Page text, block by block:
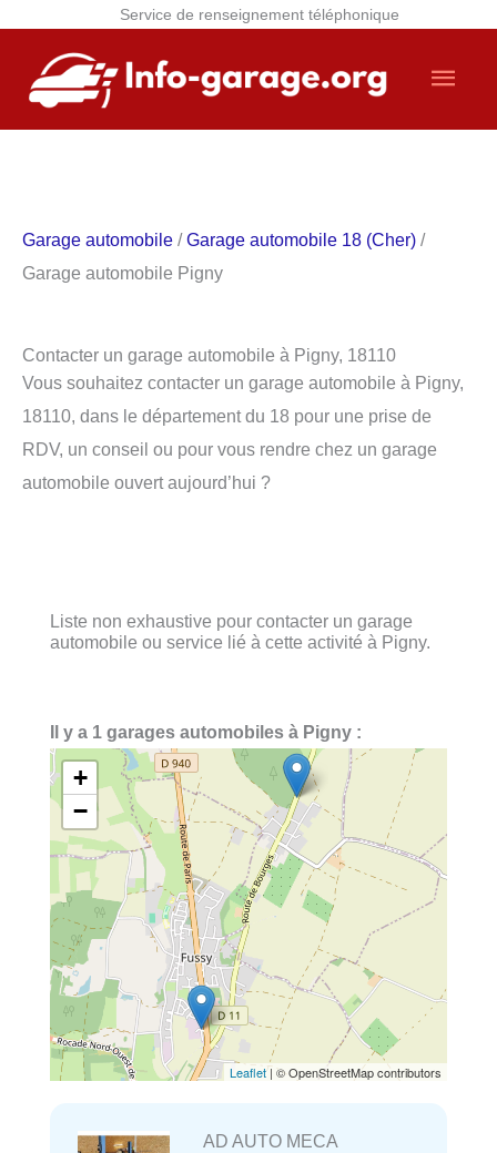
Service de renseignement téléphonique
contenu
Garage automobile /Garage automobile 18 (Cher) /
Garage automobile Pigny
Contacter un garage automobile à Pigny, 18110
Vous souhaitez contacter un garage automobile à Pigny,
18110, dans le département du 18 pour une prise de
RDV, un conseil ou pour vous rendre chez un garage
automobile ouvert aujourd’hui ?
Liste non exhaustive pour contacter un garage
automobile ou service lié à cette activité à Pigny.
Il y a 1 garages automobiles à Pigny :
+
−
Leaflet| © OpenStreetMap contributors
AD AUTO MECA